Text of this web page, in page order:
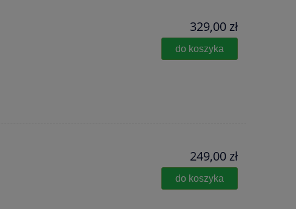
329,00 zł
do koszyka
249,00 zł
do koszyka